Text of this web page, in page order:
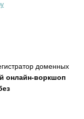
доменных
онлайн-воркшоп